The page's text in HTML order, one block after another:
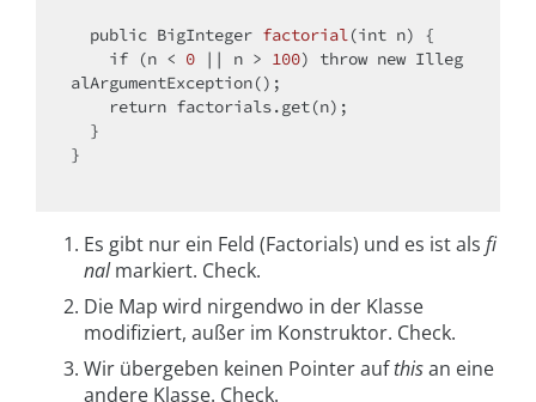
public BigInteger factorial(int n)
{
if (n < 0 || n > 100) throw new Illeg
alArgumentException();
return factorials.get(n);
}
Es gibt nur ein Feld (Factorials) und es ist als fi
nalmarkiert. Check.
Die Map wird nirgendwo in der Klasse
modifiziert, außer im Konstruktor. Check.
Wir übergeben keinen Pointer aufthisan eine
andere Klasse. Check.